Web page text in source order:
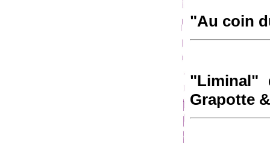
"Au coin
"Liminal"
Grapotte